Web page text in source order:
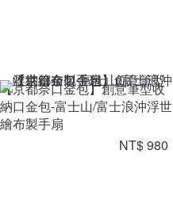
【京都奈口金包】創意筆型收
納口金包-富士山/富士浪沖浮世
繪布製手扇
NT$ 980